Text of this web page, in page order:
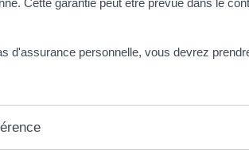
Cette garantie peut être prévue dans le
d'assurance personnelle, vous devrez